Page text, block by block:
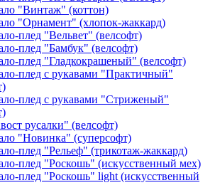
"Винтаж" (коттон)
"Орнамент" (хлопок-жаккард)
плед "Вельвет" (велсофт)
плед "Бамбук" (велсофт)
плед "Гладкокрашеный" (велсофт)
плед с рукавами "Практичный"
плед с рукавами "Стриженый"
русалки" (велсофт)
"Новинка" (суперсофт)
плед "Рельеф" (трикотаж-жаккард)
плед "Роскошь" (искусственный мех)
плед "Роскошь" light (искусственный